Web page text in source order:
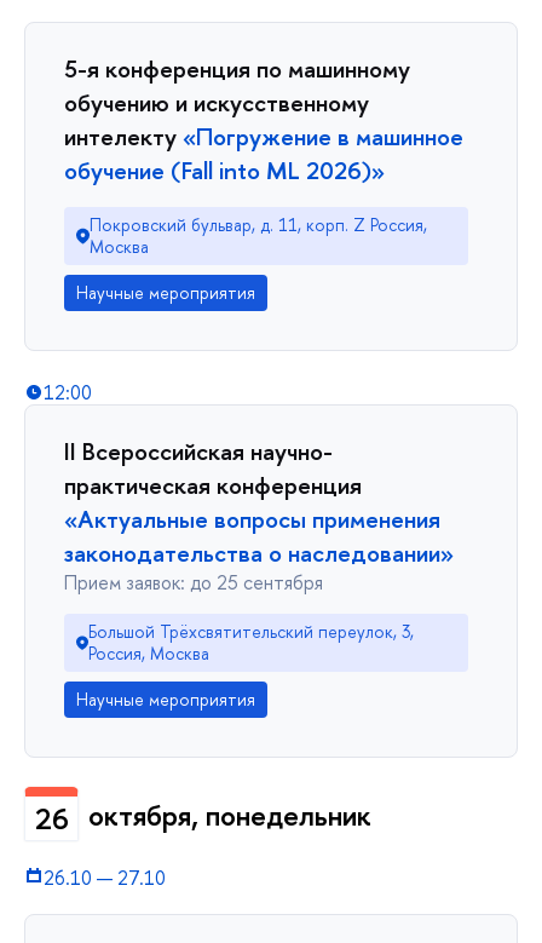
5-я конференция по машинному
обучению и искусственному
интелекту«Погружение в машинное
обучение (Fall into ML 2026)»
Покровский бульвар, д. 11, корп. Z Россия,
Москва
Научные мероприятия
12:00
II Всероссийская научно-
практическая конференция
«Актуальные вопросы применения
законодательства о наследовании»
Прием заявок: до 25 сентября
Большой Трёхсвятительский переулок, 3,
Россия, Москва
Научные мероприятия
26 октября, понедельник
26.10 — 27.10